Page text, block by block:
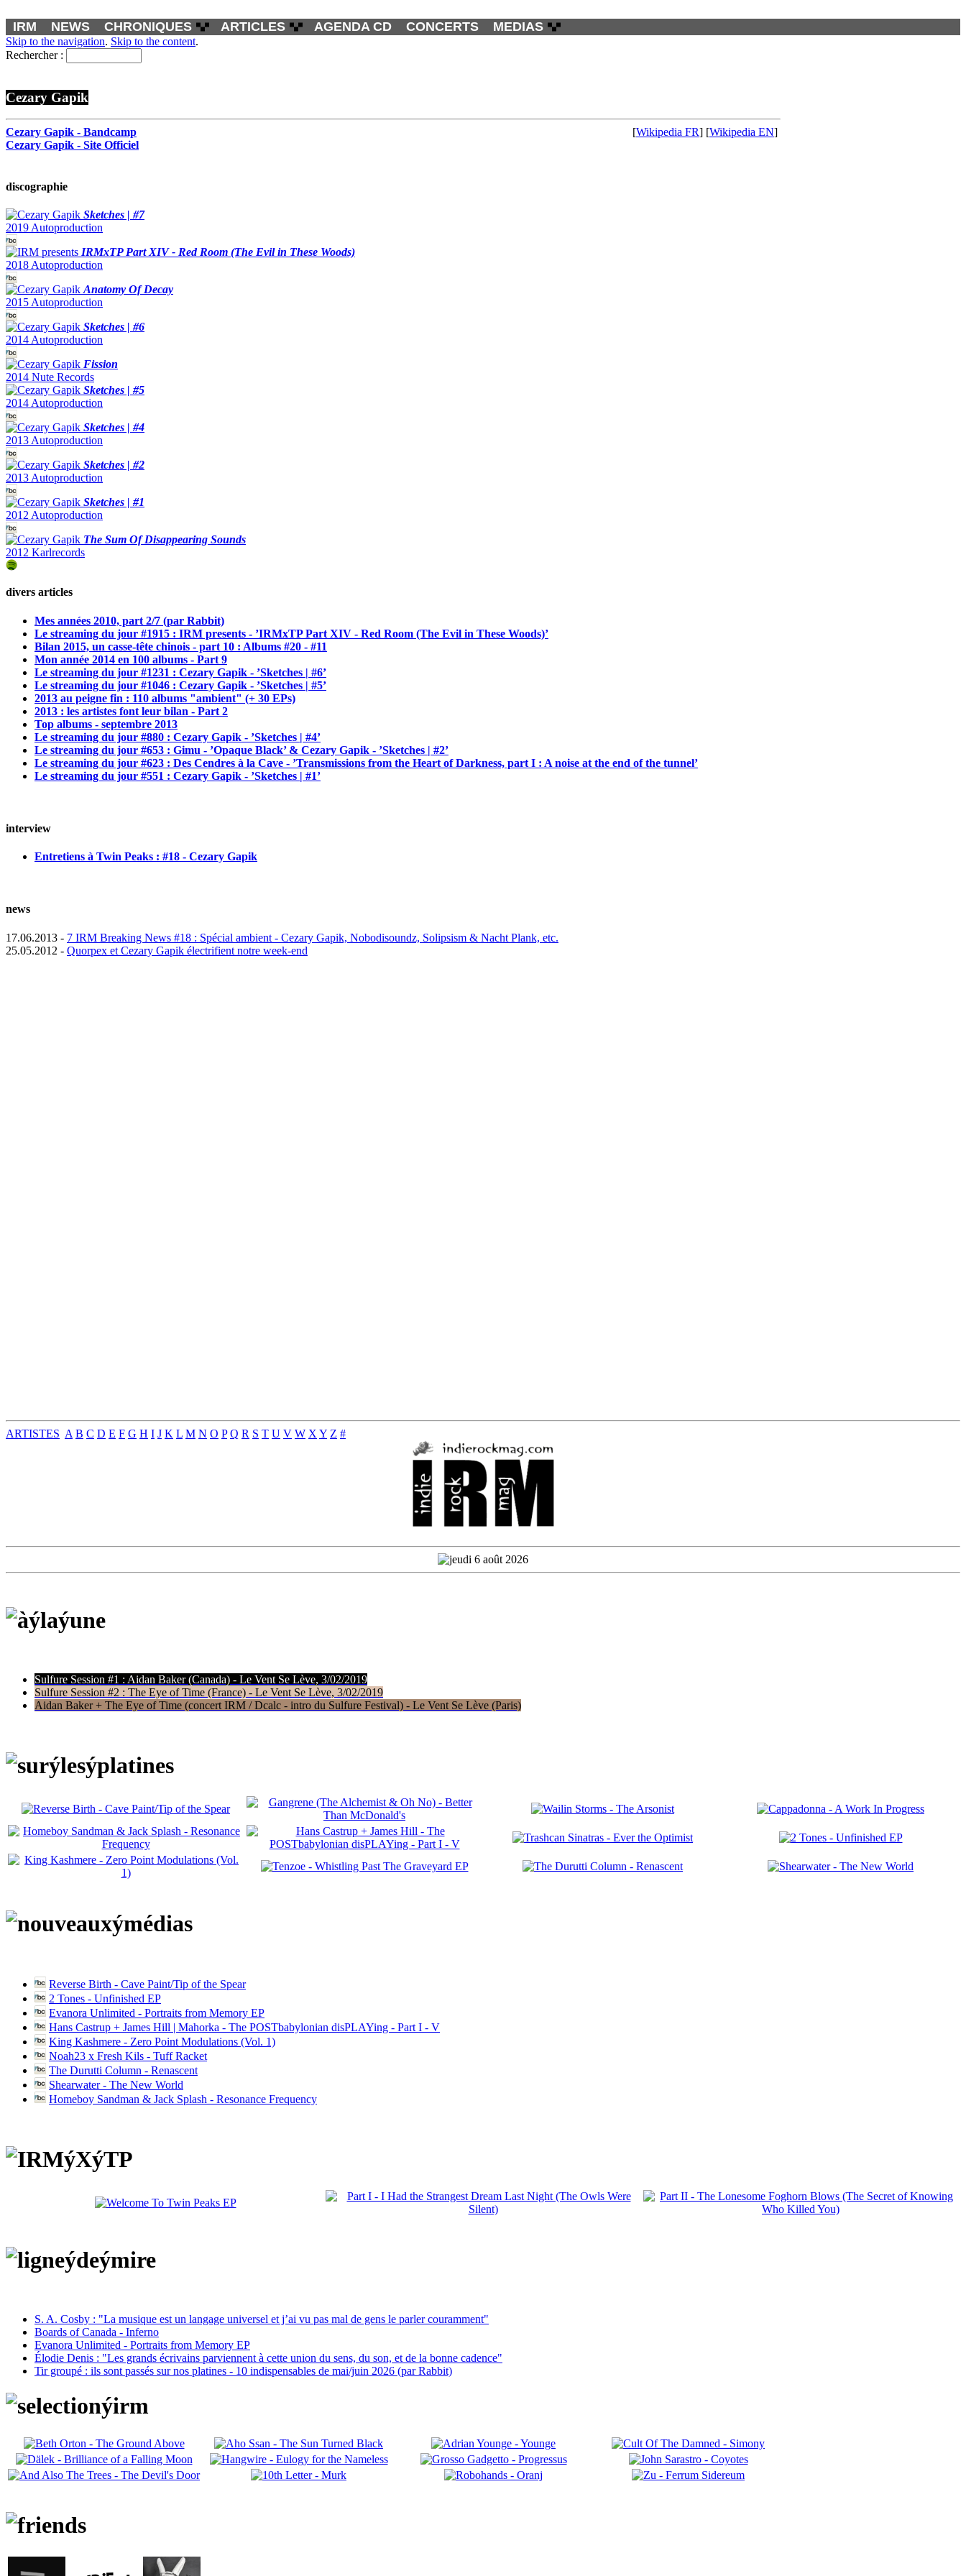
IRM NEWS CHRONIQUES ARTICLES AGENDA CD CONCERTS MEDIAS
Skip to the navigation. Skip to the content.
Rechercher :
Cezary Gapik
[Wikipedia FR] [Wikipedia EN]
Cezary Gapik - Bandcamp
Cezary Gapik - Site Officiel
discographie
Sketches | #7
2019 Autoproduction
IRMxTP Part XIV - Red Room (The Evil in These Woods)
2018 Autoproduction
Anatomy Of Decay
2015 Autoproduction
Sketches | #6
2014 Autoproduction
Fission
2014 Nute Records
Sketches | #5
2014 Autoproduction
Sketches | #4
2013 Autoproduction
Sketches | #2
2013 Autoproduction
Sketches | #1
2012 Autoproduction
The Sum Of Disappearing Sounds
2012 Karlrecords
divers articles
Mes années 2010, part 2/7 (par Rabbit)
Le streaming du jour #1915 : IRM presents - ’IRMxTP Part XIV - Red Room (The Evil in These Woods)’
Bilan 2015, un casse-tête chinois - part 10 : Albums #20 - #11
Mon année 2014 en 100 albums - Part 9
Le streaming du jour #1231 : Cezary Gapik - ’Sketches | #6’
Le streaming du jour #1046 : Cezary Gapik - ’Sketches | #5’
2013 au peigne fin : 110 albums "ambient" (+ 30 EPs)
2013 : les artistes font leur bilan - Part 2
Top albums - septembre 2013
Le streaming du jour #880 : Cezary Gapik - ’Sketches | #4’
Le streaming du jour #653 : Gimu - ’Opaque Black’ & Cezary Gapik - ’Sketches | #2’
Le streaming du jour #623 : Des Cendres à la Cave - ’Transmissions from the Heart of Darkness, part I : A noise at the end of the tunnel’
Le streaming du jour #551 : Cezary Gapik - ’Sketches | #1’
interview
Entretiens à Twin Peaks : #18 - Cezary Gapik
news
17.06.2013 - 7 IRM Breaking News #18 : Spécial ambient - Cezary Gapik, Nobodisoundz, Solipsism & Nacht Plank, etc.
25.05.2012 - Quorpex et Cezary Gapik électrifient notre week-end
ARTISTES A B C D E F G H I J K L M N O P Q R S T U V W X Y Z #
Sulfure Session #1 : Aidan Baker (Canada) - Le Vent Se Lève, 3/02/2019
Sulfure Session #2 : The Eye of Time (France) - Le Vent Se Lève, 3/02/2019
Aidan Baker + The Eye of Time (concert IRM / Dcalc - intro du Sulfure Festival) - Le Vent Se Lève (Paris)
Reverse Birth - Cave Paint/Tip of the Spear
2 Tones - Unfinished EP
Evanora Unlimited - Portraits from Memory EP
Hans Castrup + James Hill | Mahorka - The POSTbabylonian disPLAYing - Part I - V
King Kashmere - Zero Point Modulations (Vol. 1)
Noah23 x Fresh Kils - Tuff Racket
The Durutti Column - Renascent
Shearwater - The New World
Homeboy Sandman & Jack Splash - Resonance Frequency
S. A. Cosby : "La musique est un langage universel et j’ai vu pas mal de gens le parler couramment"
Boards of Canada - Inferno
Evanora Unlimited - Portraits from Memory EP
Élodie Denis : "Les grands écrivains parviennent à cette union du sens, du son, et de la bonne cadence"
Tir groupé : ils sont passés sur nos platines - 10 indispensables de mai/juin 2026 (par Rabbit)